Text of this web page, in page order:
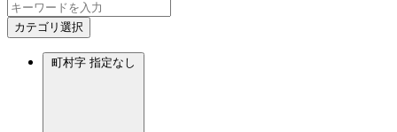
カテゴリ選択
町村字 指定なし